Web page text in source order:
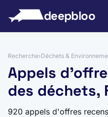
deepbloo
Recherche›Déchets &
Appels
des déchets,
920 appels d'offres